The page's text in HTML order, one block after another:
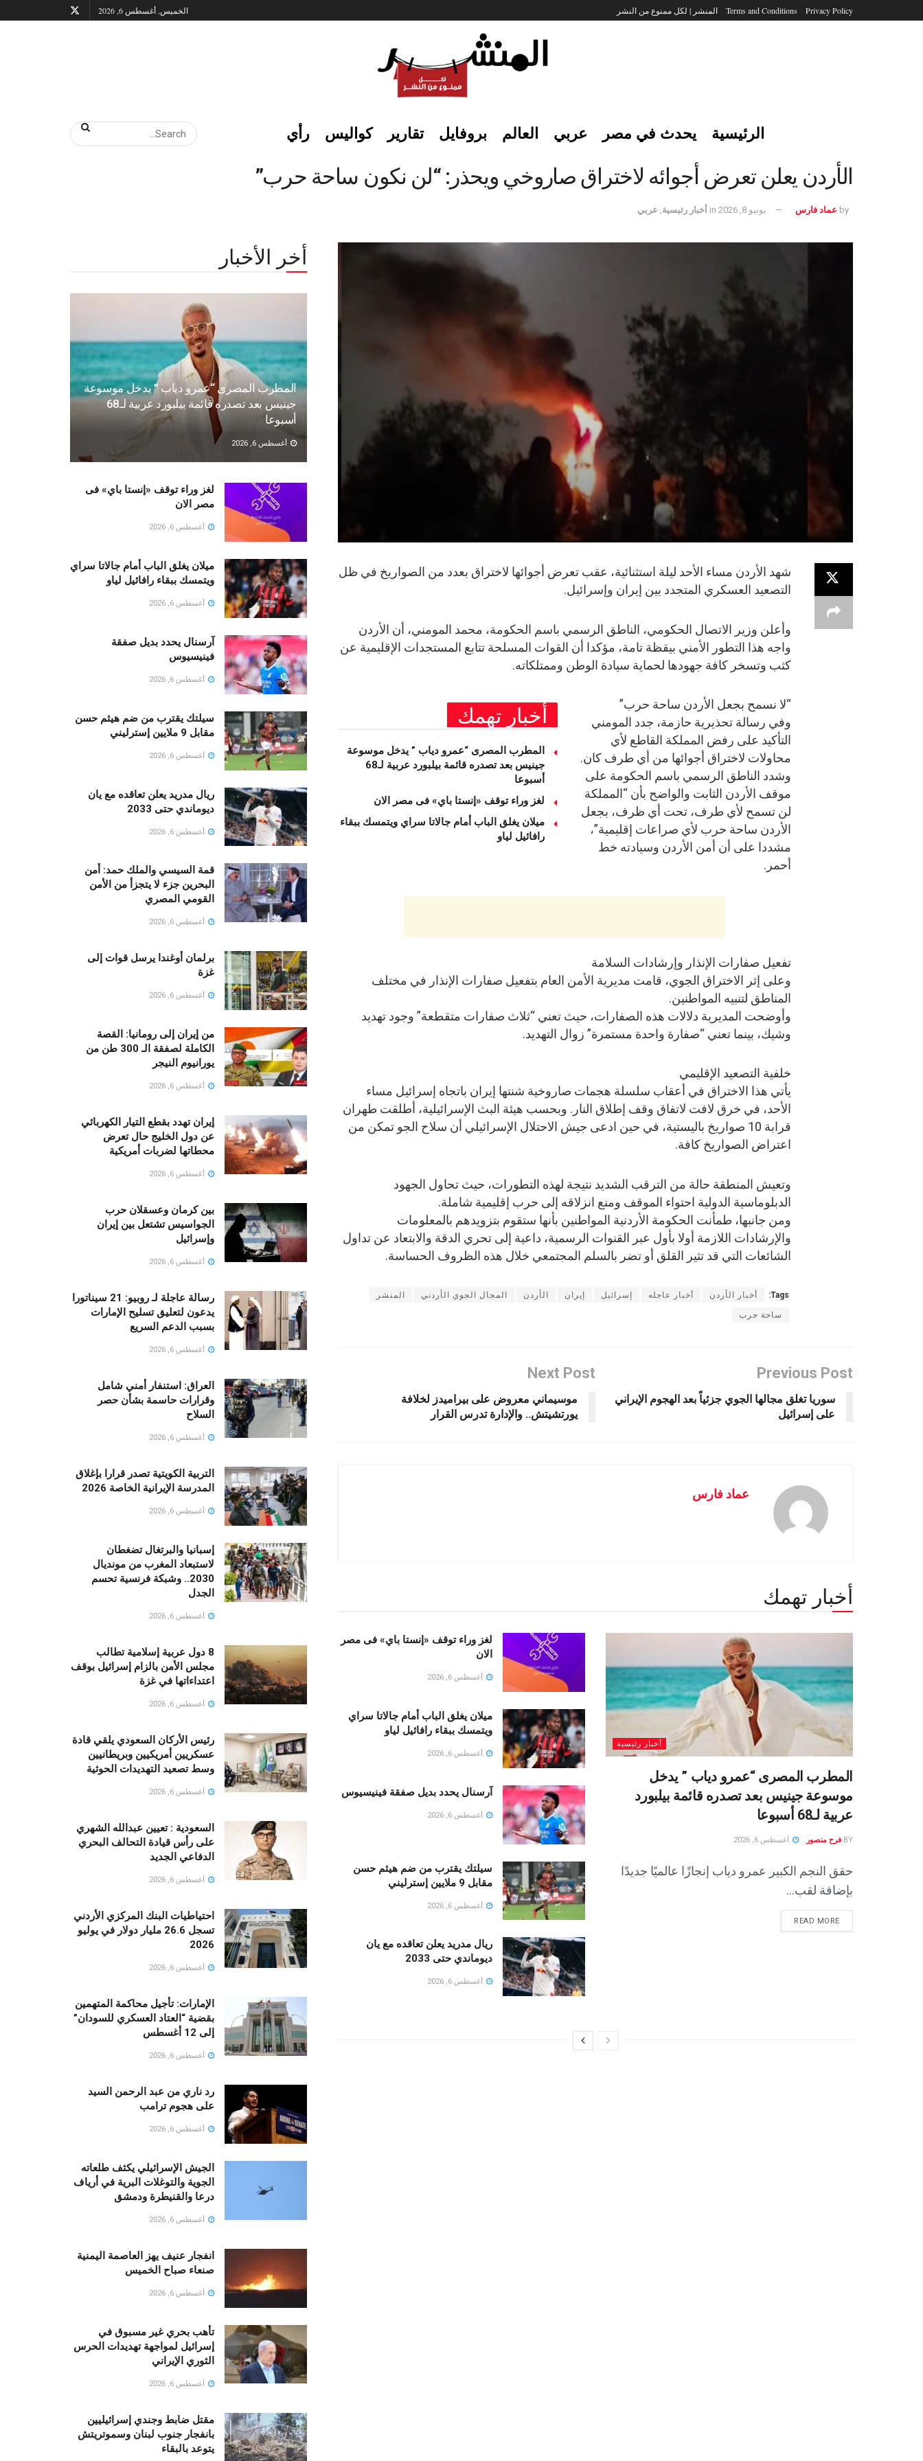
Privacy Policy
Terms and Conditions المنشر | لكل ممنوع من النشر الخميس, أغسطس 6, 2026
الرئيسية يحدث في مصر عربي العالم بروفايل تقارير كواليس رأي
الأردن يعلن تعرض أجوائه لاختراق صاروخي ويحذر: “لن نكون ساحة حرب”
by عماد فارس يونيو 8, 2026 in أخبار رئيسية عربي
شهد الأردن مساء الأحد ليلة استثنائية، عقب تعرض أجوائها لاختراق بعدد من الصواريخ في ظل
التصعيد العسكري المتجدد بين إيران وإسرائيل.
وأعلن وزير الاتصال الحكومي، الناطق الرسمي باسم الحكومة، محمد المومني، أن الأردن
واجه هذا التطور الأمني بيقظة تامة، مؤكدا أن القوات المسلحة تتابع المستجدات الإقليمية عن
كثب وتسخر كافة جهودها لحماية سيادة الوطن وممتلكاته.
أخبار تهمك
المطرب المصرى “عمرو دياب ” يدخل موسوعة
جينيس بعد تصدره قائمة بيلبورد عربية لـ68
أسبوعا
لغز وراء توقف «إنستا باي» فى مصر الان
ميلان يغلق الباب أمام جالاتا سراي ويتمسك ببقاء
رافائيل لياو
“لا نسمح بجعل الأردن ساحة حرب”
وفي رسالة تحذيرية حازمة، جدد المومني
التأكيد على رفض المملكة القاطع لأي
محاولات لاختراق أجوائها من أي طرف كان.
وشدد الناطق الرسمي باسم الحكومة على
موقف الأردن الثابت والواضح بأن “المملكة
لن تسمح لأي طرف، تحت أي ظرف، بجعل
الأردن ساحة حرب لأي صراعات إقليمية”،
مشددا على أن أمن الأردن وسيادته خط
أحمر.
تفعيل صفارات الإنذار وإرشادات السلامة
وعلى إثر الاختراق الجوي، قامت مديرية الأمن العام بتفعيل صفارات الإنذار في مختلف
المناطق لتنبيه المواطنين.
وأوضحت المديرية دلالات هذه الصفارات، حيث تعني “ثلاث صفارات متقطعة” وجود تهديد
وشيك، بينما تعني “صفارة واحدة مستمرة” زوال التهديد.
خلفية التصعيد الإقليمي
يأتي هذا الاختراق في أعقاب سلسلة هجمات صاروخية شنتها إيران باتجاه إسرائيل مساء
الأحد، في خرق لافت لاتفاق وقف إطلاق النار. وبحسب هيئة البث الإسرائيلية، أطلقت طهران
قرابة 10 صواريخ باليستية، في حين ادعى جيش الاحتلال الإسرائيلي أن سلاح الجو تمكن من
اعتراض الصواريخ كافة.
وتعيش المنطقة حالة من الترقب الشديد نتيجة لهذه التطورات، حيث تحاول الجهود
الدبلوماسية الدولية احتواء الموقف ومنع انزلاقه إلى حرب إقليمية شاملة.
ومن جانبها، طمأنت الحكومة الأردنية المواطنين بأنها ستقوم بتزويدهم بالمعلومات
والإرشادات اللازمة أولا بأول عبر القنوات الرسمية، داعية إلى تحري الدقة والابتعاد عن تداول
الشائعات التي قد تثير القلق أو تضر بالسلم المجتمعي خلال هذه الظروف الحساسة.
Tags: أخبار الأردن أخبار عاجله إسرائيل إيران الأردن المجال الجوي الأردني المنشر
ساحة حرب
Previous Post
سوريا تغلق مجالها الجوي جزئياً بعد الهجوم الإيراني
على إسرائيل
Next Post
موسيماني معروض على بيراميدز لخلافة
يورتشيتش.. والإدارة تدرس القرار
عماد فارس
أخبار تهمك
أخبار رئيسية
المطرب المصرى “عمرو دياب ” يدخل
موسوعة جينيس بعد تصدره قائمة بيلبورد
عربية لـ68 أسبوعا
BY فرح منصور أغسطس 6, 2026
حقق النجم الكبير عمرو دياب إنجازًا عالميًا جديدًا
بإضافة لقب...
READ MORE
لغز وراء توقف «إنستا باي» فى مصر
الان
أغسطس 6, 2026
ميلان يغلق الباب أمام جالاتا سراي
ويتمسك ببقاء رافائيل لياو
أغسطس 6, 2026
آرسنال يحدد بديل صفقة فينيسيوس
أغسطس 6, 2026
سيلتك يقترب من ضم هيثم حسن
مقابل 9 ملايين إسترليني
أغسطس 6, 2026
ريال مدريد يعلن تعاقده مع يان
ديوماندي حتى 2033
أغسطس 6, 2026
أخر الأخبار
المطرب المصرى “عمرو دياب ” يدخل موسوعة
جينيس بعد تصدره قائمة بيلبورد عربية لـ68
أسبوعا
أغسطس 6, 2026
لغز وراء توقف «إنستا باي» فى
مصر الان
أغسطس 6, 2026
ميلان يغلق الباب أمام جالاتا سراي
ويتمسك ببقاء رافائيل لياو
أغسطس 6, 2026
آرسنال يحدد بديل صفقة
فينيسيوس
أغسطس 6, 2026
سيلتك يقترب من ضم هيثم حسن
مقابل 9 ملايين إسترليني
أغسطس 6, 2026
ريال مدريد يعلن تعاقده مع يان
ديوماندي حتى 2033
أغسطس 6, 2026
قمة السيسي والملك حمد: أمن
البحرين جزء لا يتجزأ من الأمن
القومي المصري
أغسطس 6, 2026
برلمان أوغندا يرسل قوات إلى
غزة
أغسطس 6, 2026
من إيران إلى رومانيا: القصة
الكاملة لصفقة الـ 300 طن من
يورانيوم النيجر
أغسطس 6, 2026
إيران تهدد بقطع التيار الكهربائي
عن دول الخليج حال تعرض
محطاتها لضربات أمريكية
أغسطس 6, 2026
بين كرمان وعسقلان حرب
الجواسيس تشتعل بين إيران
وإسرائيل
أغسطس 6, 2026
رسالة عاجلة لـ روبيو: 21 سيناتورا
يدعون لتعليق تسليح الإمارات
بسبب الدعم السريع
أغسطس 6, 2026
العراق: استنفار أمني شامل
وقرارات حاسمة بشأن حصر
السلاح
أغسطس 6, 2026
التربية الكويتية تصدر قرارا بإغلاق
المدرسة الإيرانية الخاصة 2026
أغسطس 6, 2026
إسبانيا والبرتغال تضغطان
لاستبعاد المغرب من مونديال
2030.. وشبكة فرنسية تحسم
الجدل
أغسطس 6, 2026
8 دول عربية إسلامية تطالب
مجلس الأمن بالزام إسرائيل بوقف
اعتداءاتها في غزة
أغسطس 6, 2026
رئيس الأركان السعودي يلقي قادة
عسكريين أمريكيين وبريطانيين
وسط تصعيد التهديدات الحوثية
أغسطس 6, 2026
السعودية : تعيين عبدالله الشهري
على رأس قيادة التحالف البحري
الدفاعي الجديد
أغسطس 6, 2026
احتياطيات البنك المركزي الأردني
تسجل 26.6 مليار دولار في يوليو
2026
أغسطس 6, 2026
الإمارات: تأجيل محاكمة المتهمين
بقضية “العتاد العسكري للسودان”
إلى 12 أغسطس
أغسطس 6, 2026
رد ناري من عبد الرحمن السيد
على هجوم ترامب
أغسطس 6, 2026
الجيش الإسرائيلي يكثف طلعاته
الجوية والتوغلات البرية في أرياف
درعا والقنيطرة ودمشق
أغسطس 6, 2026
انفجار عنيف يهز العاصمة اليمنية
صنعاء صباح الخميس
أغسطس 6, 2026
تأهب بحري غير مسبوق في
إسرائيل لمواجهة تهديدات الحرس
الثوري الإيراني
أغسطس 6, 2026
مقتل ضابط وجندي إسرائيليين
بانفجار جنوب لبنان وسموتريتش
يتوعد بالبقاء